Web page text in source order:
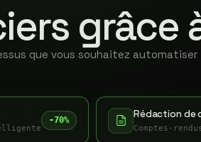
que vous souhaitez automatiser
-70% Rédaction de
Comptes-